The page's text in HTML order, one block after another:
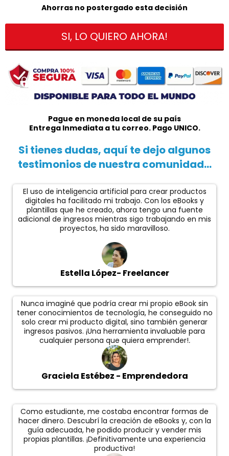
Ahorras no postergado esta decisión
SI, LO QUIERO AHORA!
Pague en moneda local de su país
Entrega Inmediata a tu correo. Pago UNICO.
Si tienes dudas, aquí te dejo algunos
testimonios de nuestra comunidad...
El uso de inteligencia artificial para crear productos
digitales ha facilitado mi trabajo. Con los eBooks y
plantillas que he creado, ahora tengo una fuente
adicional de ingresos mientras sigo trabajando en mis
proyectos, ha sido maravilloso.
Estella López- Freelancer
Nunca imaginé que podría crear mi propio eBook sin
tener conocimientos de tecnología, he conseguido no
solo crear mi producto digital, sino también generar
ingresos pasivos. ¡Una herramienta invaluable para
cualquier persona que quiera emprender!.
Graciela Estébez - Emprendedora
Como estudiante, me costaba encontrar formas de
hacer dinero. Descubrí la creación de eBooks y, con la
guía adecuada, he podido producir y vender mis
propias plantillas. ¡Definitivamente una experiencia
productiva!